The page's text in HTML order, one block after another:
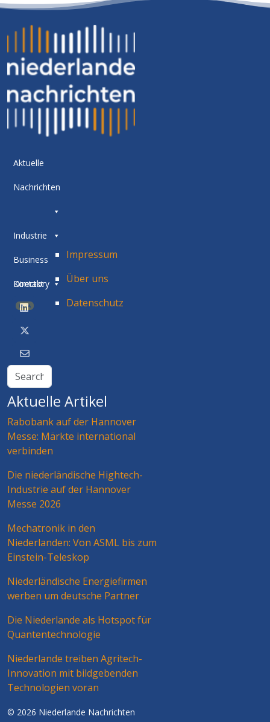
Aktuelle
Nachrichten
Industrie
Business
Directory
BETA
Kontakt
Impressum
Über uns
Datenschutz
Aktuelle Artikel
Rabobank auf der Hannover
Messe: Märkte international
verbinden
Die niederländische Hightech-
Industrie auf der Hannover
Messe 2026
Mechatronik in den
Niederlanden: Von ASML bis zum
Einstein-Teleskop
Niederländische Energiefirmen
werben um deutsche Partner
Die Niederlande als Hotspot für
Quantentechnologie
Niederlande treiben Agritech-
Innovation mit bildgebenden
Technologien voran
© 2026 Niederlande Nachrichten